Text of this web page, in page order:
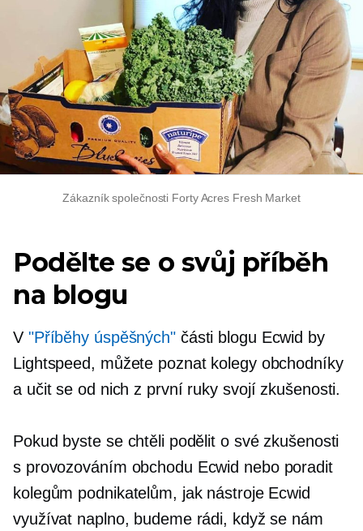
Zákazník společnosti Forty Acres Fresh Market
Podělte se o svůj příběh
na blogu
V "Příběhy úspěšných"části blogu Ecwid by
Lightspeed, můžete poznat kolegy obchodníky
a učit se od nich z první ruky svojí zkušenosti.
Pokud byste se chtěli podělit o své zkušenosti
s provozováním obchodu Ecwid nebo poradit
kolegům podnikatelům, jak nástroje Ecwid
využívat naplno, budeme rádi, když se nám